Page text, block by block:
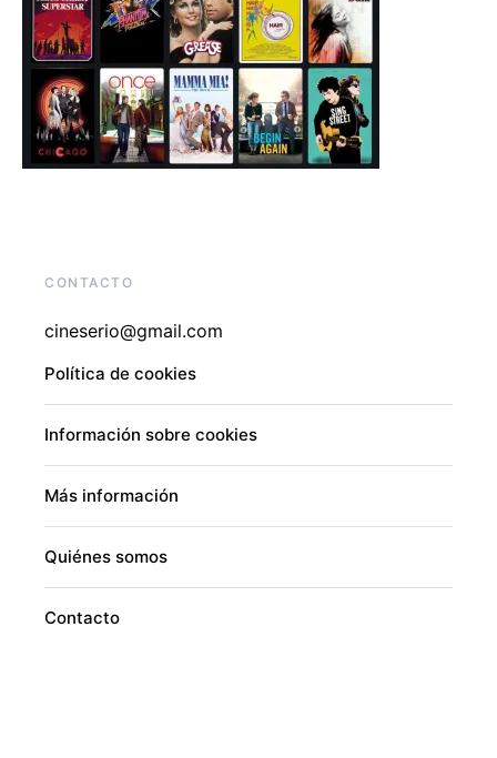
CONTACTO
cineserio@gmail.com
Política de cookies
Información sobre cookies
Más información
Quiénes somos
Contacto